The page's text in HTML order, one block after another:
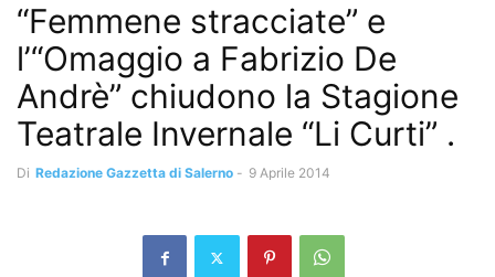
“Femmene stracciate” e
l’“Omaggio a Fabrizio De
Andrè” chiudono la Stagione
Teatrale Invernale “Li Curti” .
Di Redazione Gazzetta di Salerno - 9 Aprile 2014